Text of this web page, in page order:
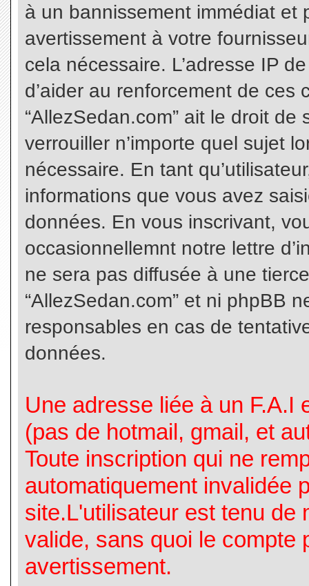
à un bannissement immédiat et
avertissement à votre
cela nécessaire. L’adresse IP
d’aider au renforcement de
“AllezSedan.com” ait le droit de
verrouiller n’importe quel sujet
nécessaire. En tant
informations que vous avez
données. En vous inscrivant,
occasionnellemnt notre lettre
ne sera pas diffusée à une
“AllezSedan.com” et ni phpBB
responsables en cas de
données.
Une adresse liée à un F.A.I
(pas de hotmail, gmail, et
Toute inscription qui ne
automatiquement invalidée
site.L'utilisateur est tenu de
valide, sans quoi le compte
avertissement.